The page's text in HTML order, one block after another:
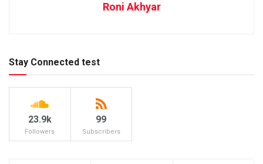
Roni Akhyar
Stay Connected test
23.9k
Followers
99
Subscribers